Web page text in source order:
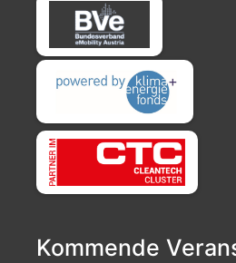
Kommende